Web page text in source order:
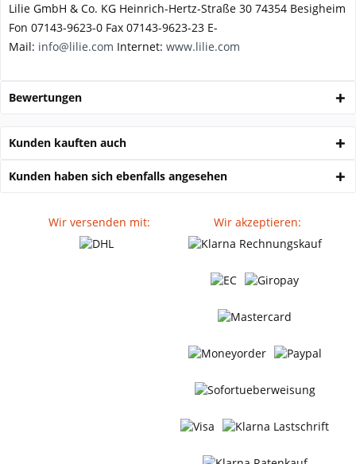
Lilie GmbH & Co. KG Heinrich-Hertz-Straße 30 74354 Besigheim
Fon 07143-9623-0 Fax 07143-9623-23 E-
Mail: info@lilie.com Internet: www.lilie.com
Bewertungen
Kunden kauften auch
Kunden haben sich ebenfalls angesehen
Wir versenden mit: Wir akzeptieren: